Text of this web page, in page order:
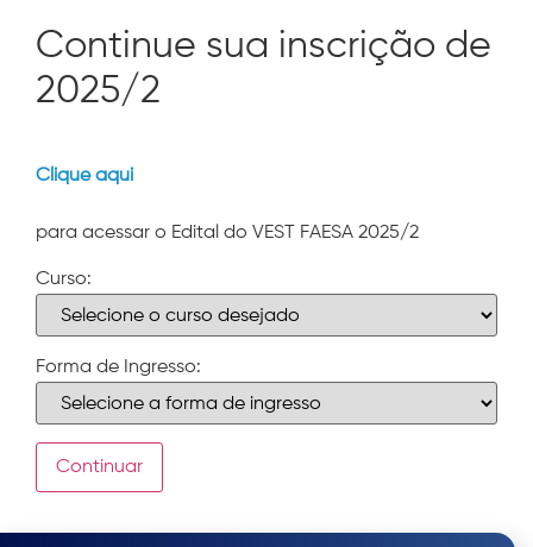
Continue sua inscrição de
2025/2
Clique aqui
para acessar o Edital do VEST FAESA 2025/2
Curso:
Forma de Ingresso:
Continuar